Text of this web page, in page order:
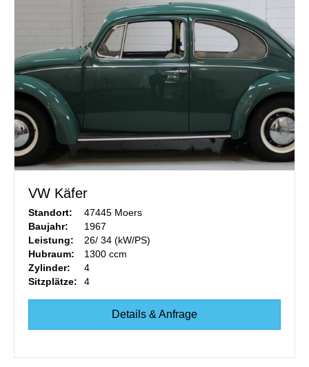
VW Käfer
Standort:
47445 Moers
Baujahr:
1967
Leistung:
26/ 34 (kW/PS)
Hubraum:
1300 ccm
Zylinder:
4
Sitzplätze:
4
Details & Anfrage